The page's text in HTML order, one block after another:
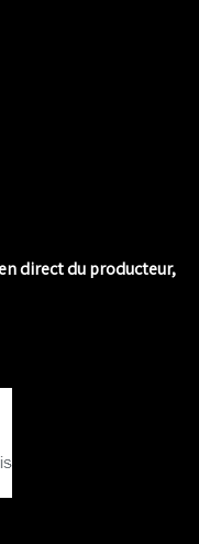
direct du producteur,